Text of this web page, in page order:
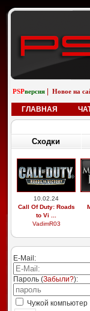
PSPверсия Новое на
ГЛАВНАЯ
Сходки
10.02.24
Call Of Duty: Roads
to Vi ...
VadimR03
E-Mail:
Пароль (Забыли?):
Чужой компьютер